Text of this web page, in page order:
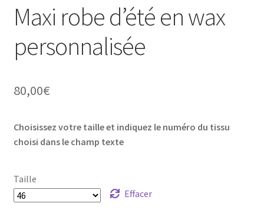
Maxi robe d’été en wax
personnalisée
80,00€
Choisissez votre taille et indiquez le numéro du tissu
choisi dans le champ texte
Taille
Effacer